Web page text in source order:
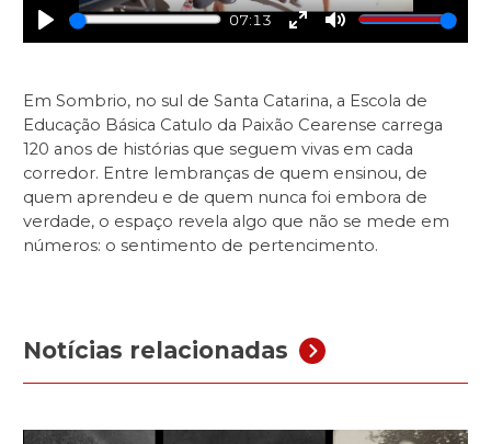
Play
07:13
EnterMute
Em Sombrio, no sul de Santa Catarina, a Escola de
Educação Básica Catulo da Paixão Cearense carrega
120 anos de histórias que seguem vivas em cada
corredor. Entre lembranças de quem ensinou, de
quem aprendeu e de quem nunca foi embora de
verdade, o espaço revela algo que não se mede em
números: o sentimento de pertencimento.
Notícias relacionadas